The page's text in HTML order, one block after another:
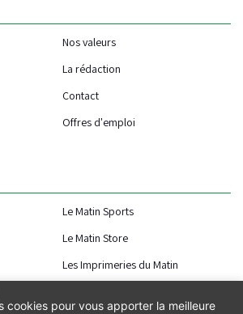
Nos valeurs
La rédaction
Contact
Offres d'emploi
Le Matin Sports
Le Matin Store
Les Imprimeries du Matin
cookies pour vous apporter la meilleure